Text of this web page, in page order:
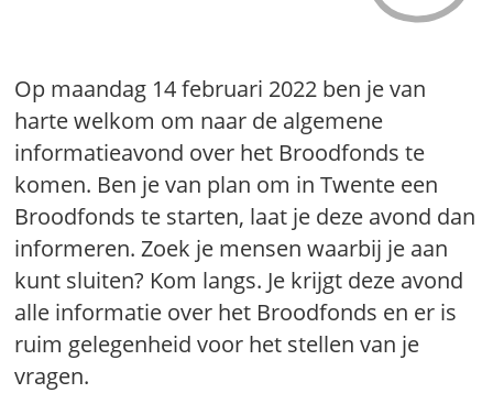
Op maandag 14 februari 2022 ben je van
harte welkom om naar de algemene
informatieavond over het Broodfonds te
komen. Ben je van plan om in Twente een
Broodfonds te starten, laat je deze avond dan
informeren. Zoek je mensen waarbij je aan
kunt sluiten? Kom langs. Je krijgt deze avond
alle informatie over het Broodfonds en er is
ruim gelegenheid voor het stellen van je
vragen.